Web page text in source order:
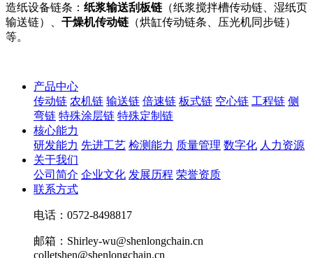
造纸设备链条： 纸浆输送刮板链 （纸浆搅拌槽传动链、湿纸页
输送链）、 干燥机传动链 （烘缸传动链条、压光机同步链）
等。
产品中心
传动链 农机链 输送链 倍速链 板式链 空心链 工程链 侧
弯链 特殊涂层链 特殊定制链
核心能力
研发能力 先进工艺 检测能力 质量管理 数字化 人力资源
关于我们
公司简介 企业文化 发展历程 荣誉资质
联系方式
电话：0572-8498817
邮箱：Shirley-wu@shenlongchain.cn
colletshen@shenlongchain.cn